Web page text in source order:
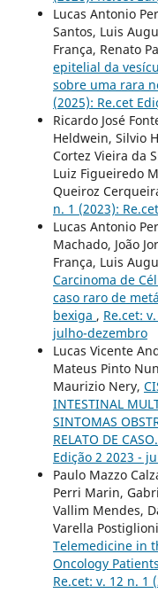
Lucas Antonio
Santos, Luis
França, Renato
epitelial da
sobre uma rara
(2025): Re.cet
Ricardo José
Heldwein, Silvio
Cortez Vieira da
Luiz Figueiredo
Queiroz
n. 1 (2023):
Lucas Antonio
Machado, João
França, Luis
Carcinoma de
caso raro de
bexiga , Re.cet:
julho-dezembro
Lucas Vicente
Mateus Pinto
Maurizio Nery,
INTESTINAL
SINTOMAS
RELATO DE CASO.
Edição 2 2023 -
Paulo Mazzo
Perri Marin,
Vallim Mendes,
Varella
Telemedicine in
Oncology
Re.cet: v. 12 n. 1